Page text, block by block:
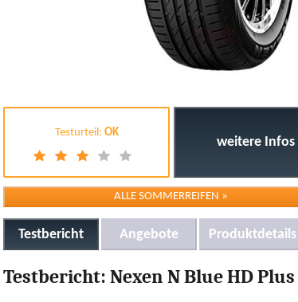
Testurteil: OK
Testbericht: Nexen N Blue HD